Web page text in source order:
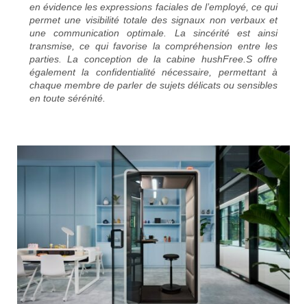
en évidence les expressions faciales de l’employé, ce qui
permet une visibilité totale des signaux non verbaux et
une communication optimale. La sincérité est ainsi
transmise, ce qui favorise la compréhension entre les
parties. La conception de la cabine hushFree.S offre
également la confidentialité nécessaire, permettant à
chaque membre de parler de sujets délicats ou sensibles
en toute sérénité.